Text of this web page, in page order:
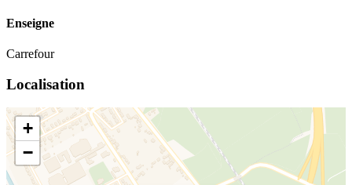
Enseigne
Carrefour
Localisation
+
−